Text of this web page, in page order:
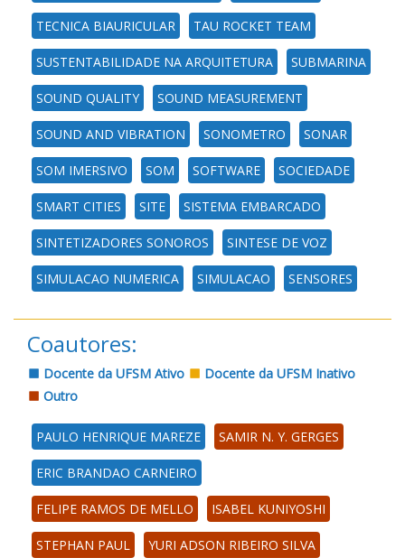
TECNICA BIAURICULAR TAU ROCKET TEAM
SUSTENTABILIDADE NA ARQUITETURA SUBMARINA
SOUND QUALITY SOUND MEASUREMENT
SOUND AND VIBRATION SONOMETRO SONAR
SOM IMERSIVO SOM SOFTWARE SOCIEDADE
SMART CITIES SITE SISTEMA EMBARCADO
SINTETIZADORES SONOROS SINTESE DE VOZ
SIMULACAO NUMERICA SIMULACAO SENSORES
Coautores:
Docente da UFSM Ativo
Docente da UFSM Inativo
Outro
PAULO HENRIQUE MAREZE SAMIR N. Y. GERGES
ERIC BRANDAO CARNEIRO
FELIPE RAMOS DE MELLO ISABEL KUNIYOSHI
STEPHAN PAUL YURI ADSON RIBEIRO SILVA